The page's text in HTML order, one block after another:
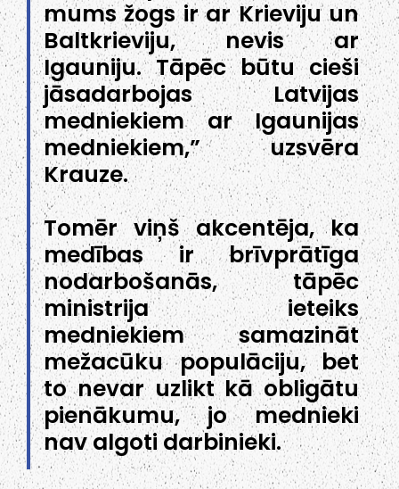
mums žogs ir ar Krieviju un
Baltkrieviju, nevis ar
Igauniju. Tāpēc būtu cieši
jāsadarbojas Latvijas
medniekiem ar Igaunijas
medniekiem,” uzsvēra
Krauze.
Tomēr viņš akcentēja, ka
medības ir brīvprātīga
nodarbošanās, tāpēc
ministrija ieteiks
medniekiem samazināt
mežacūku populāciju, bet
to nevar uzlikt kā obligātu
pienākumu, jo mednieki
nav algoti darbinieki.